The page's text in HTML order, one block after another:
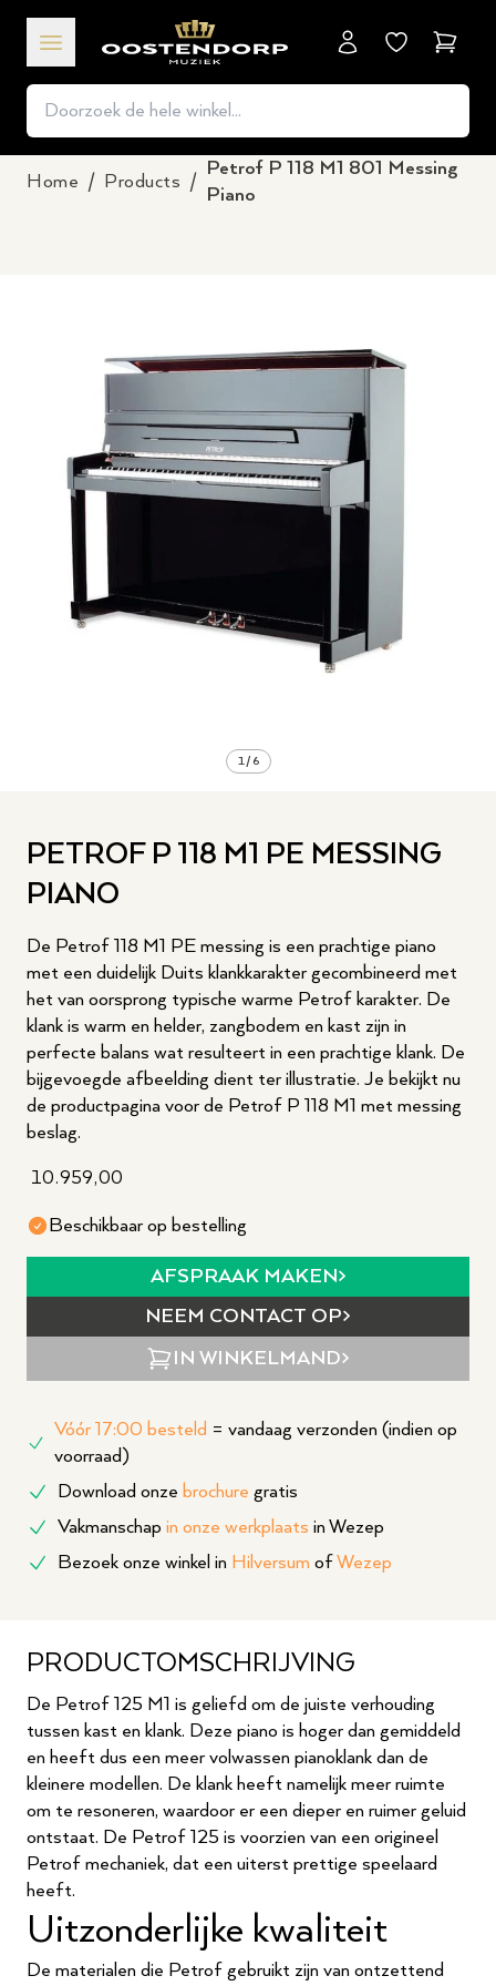
Home / Products /
Petrof P 118 M1 801 Messing
Piano
1/6
PETROF P 118 M1 PE MESSING
PIANO
De Petrof 118 M1 PE messing is een prachtige piano
met een duidelijk Duits klankkarakter gecombineerd met
het van oorsprong typische warme Petrof karakter. De
klank is warm en helder, zangbodem en kast zijn in
perfecte balans wat resulteert in een prachtige klank. De
bijgevoegde afbeelding dient ter illustratie. Je bekijkt nu
de productpagina voor de Petrof P 118 M1 met messing
beslag.
10.959,00
Beschikbaar op bestelling
AFSPRAAK MAKEN
NEEM CONTACT OP
IN WINKELMAND
Vóór 17:00 besteld = vandaag verzonden (indien op
voorraad)
Download onze brochure gratis
Vakmanschap in onze werkplaats in Wezep
Bezoek onze winkel in Hilversum of Wezep
PRODUCTOMSCHRIJVING
De Petrof 125 M1 is geliefd om de juiste verhouding
tussen kast en klank. Deze piano is hoger dan gemiddeld
en heeft dus een meer volwassen pianoklank dan de
kleinere modellen. De klank heeft namelijk meer ruimte
om te resoneren, waardoor er een dieper en ruimer geluid
ontstaat. De Petrof 125 is voorzien van een origineel
Petrof mechaniek, dat een uiterst prettige speelaard
heeft.
Uitzonderlijke kwaliteit
De materialen die Petrof gebruikt zijn van ontzettend